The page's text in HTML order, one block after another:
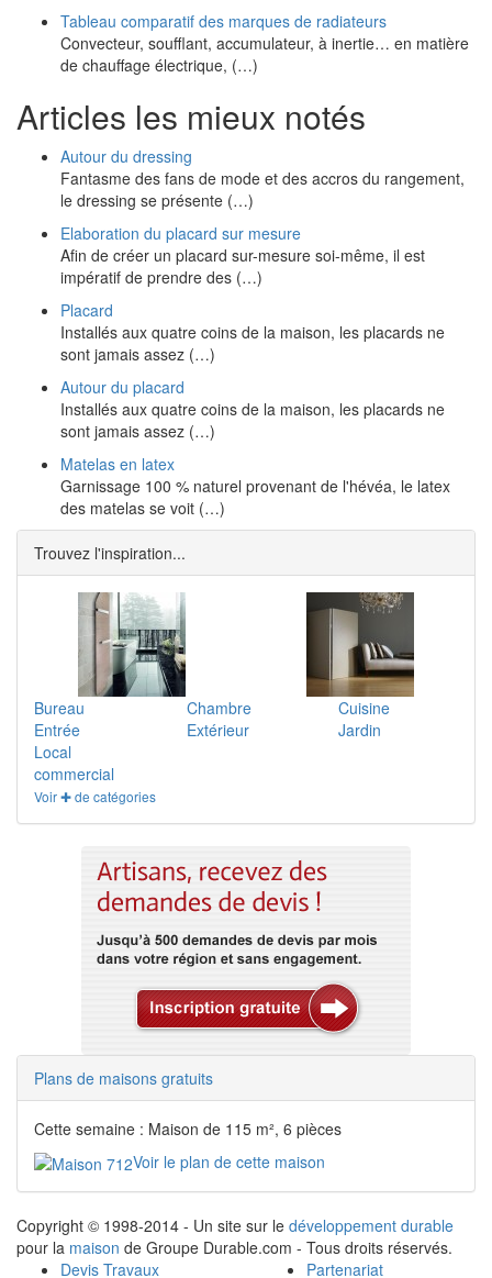
Tableau comparatif des marques de radiateurs
Convecteur, soufflant, accumulateur, à inertie… en matière
de chauffage électrique, (…)
Articles les mieux notés
Autour du dressing
Fantasme des fans de mode et des accros du rangement,
le dressing se présente (…)
Elaboration du placard sur mesure
Afin de créer un placard sur-mesure soi-même, il est
impératif de prendre des (…)
Placard
Installés aux quatre coins de la maison, les placards ne
sont jamais assez (…)
Autour du placard
Installés aux quatre coins de la maison, les placards ne
sont jamais assez (…)
Matelas en latex
Garnissage 100 % naturel provenant de l'hévéa, le latex
des matelas se voit (…)
Trouvez l'inspiration...
Bureau Chambre
Cuisine
Entrée
Extérieur
Jardin
Local
commercial
Voir ✚ de catégories
Plans de maisons gratuits
Cette semaine : Maison de 115 m², 6 pièces
Voir le plan de cette maison
Copyright © 1998-2014 - Un site sur le développement durable
pour la maison de Groupe Durable.com - Tous droits réservés.
Devis Travaux
Partenariat